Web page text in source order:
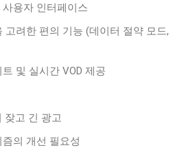
용자 인터페이스
고려한 편의 기능 (데이터 절약 모드,
및 실시간 VOD 제공
잦고 긴 광고
의 개선 필요성